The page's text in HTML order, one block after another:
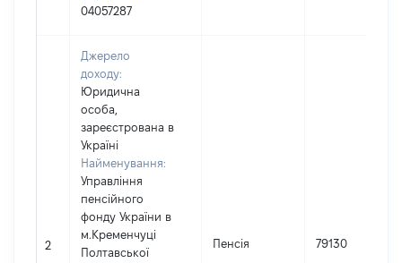
04057287
2
Джерело
доходу:
Юридична
особа,
зареєстрована в
Україні
Найменування:
Управління
пенсійного
фонду України в
м.Кременчуці
Полтавської
Пенсія 79130